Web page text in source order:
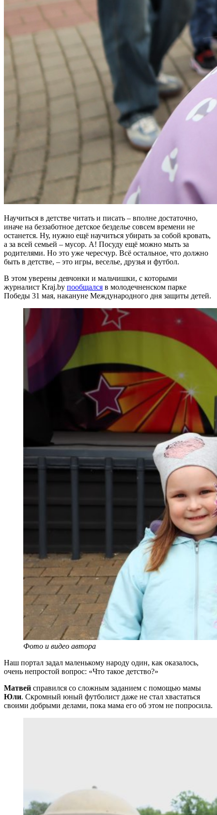
Научиться в детстве читать и писать – вполне достаточно,
иначе на беззаботное детское безделье совсем времени не
останется. Ну, нужно ещё научиться убирать за собой кровать,
а за всей семьей – мусор. А! Посуду ещё можно мыть за
родителями. Но это уже чересчур. Всё остальное, что должно
быть в детстве, – это игры, веселье, друзья и футбол.
В этом уверены девчонки и мальчишки, с которыми
журналист Kraj.by пообщался в молодечненском парке
Победы 31 мая, накануне Международного дня защиты детей.
Фото и видео автора
Наш портал задал маленькому народу один, как оказалось,
очень непростой вопрос: «Что такое детство?»
Матвей справился со сложным заданием с помощью мамы
Юли. Скромный юный футболист даже не стал хвастаться
своими добрыми делами, пока мама его об этом не попросила.